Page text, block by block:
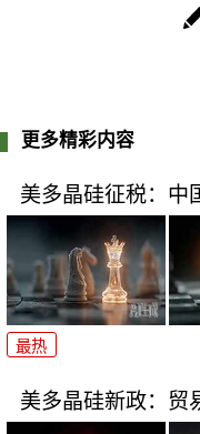
更多精彩内容
美多晶硅征税：中
最热
美多晶硅新政：贸